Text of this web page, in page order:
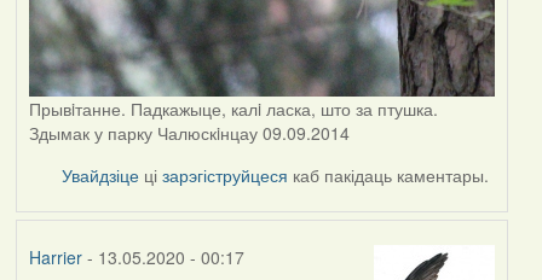
Прывiтанне. Падкажыце, калi ласка, што за птушка.
Здымак у парку Чалюскiнцау 09.09.2014
Увайдзіце цізарэгіструйцеся каб пакідаць каментары.
Harrier- 13.05.2020 - 00:17